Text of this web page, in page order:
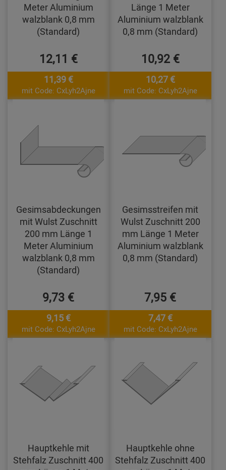
Meter Aluminium
walzblank 0,8 mm
(Standard)
12,11 €
11,39 €
mit Code: CxLyh2Ajne
Länge 1 Meter
Aluminium walzblank
0,8 mm (Standard)
10,92 €
10,27 €
mit Code: CxLyh2Ajne
Gesimsabdeckungen
mit Wulst Zuschnitt
200 mm Länge 1
Meter Aluminium
walzblank 0,8 mm
(Standard)
9,73 €
9,15 €
mit Code: CxLyh2Ajne
Gesimsstreifen mit
Wulst Zuschnitt 200
mm Länge 1 Meter
Aluminium walzblank
0,8 mm (Standard)
7,95 €
7,47 €
mit Code: CxLyh2Ajne
Hauptkehle mit
Stehfalz Zuschnitt 400
Hauptkehle ohne
Stehfalz Zuschnitt 400